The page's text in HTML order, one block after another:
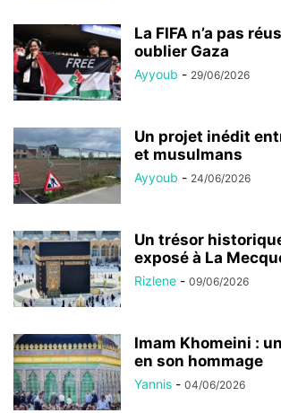
La FIFA n’a pas
oublier Gaza
Ayyoub - 29/06/2026
Un projet inédit
et musulmans
Ayyoub - 24/06/2026
Un trésor
exposé à La
Rizlene - 09/06/2026
Imam Khomeini :
en son hommage
Yannis - 04/06/2026